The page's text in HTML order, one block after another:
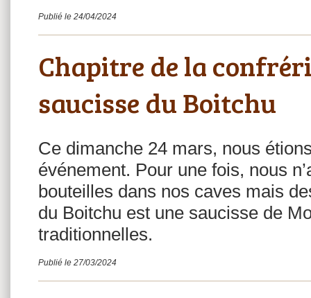
Publié le 24/04/2024
Chapitre de la
saucisse du Boitchu
Ce dimanche 24 mars, nous
événement. Pour une fois, nous
bouteilles dans nos caves mais
du Boitchu est une saucisse de
traditionnelles.
Publié le 27/03/2024